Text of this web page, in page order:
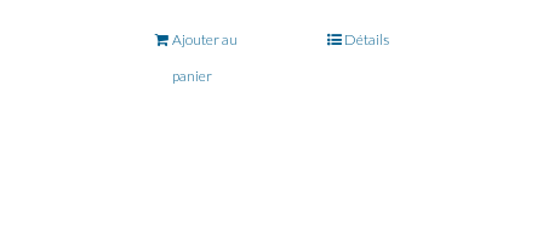
Ajouter au
panier
Détails